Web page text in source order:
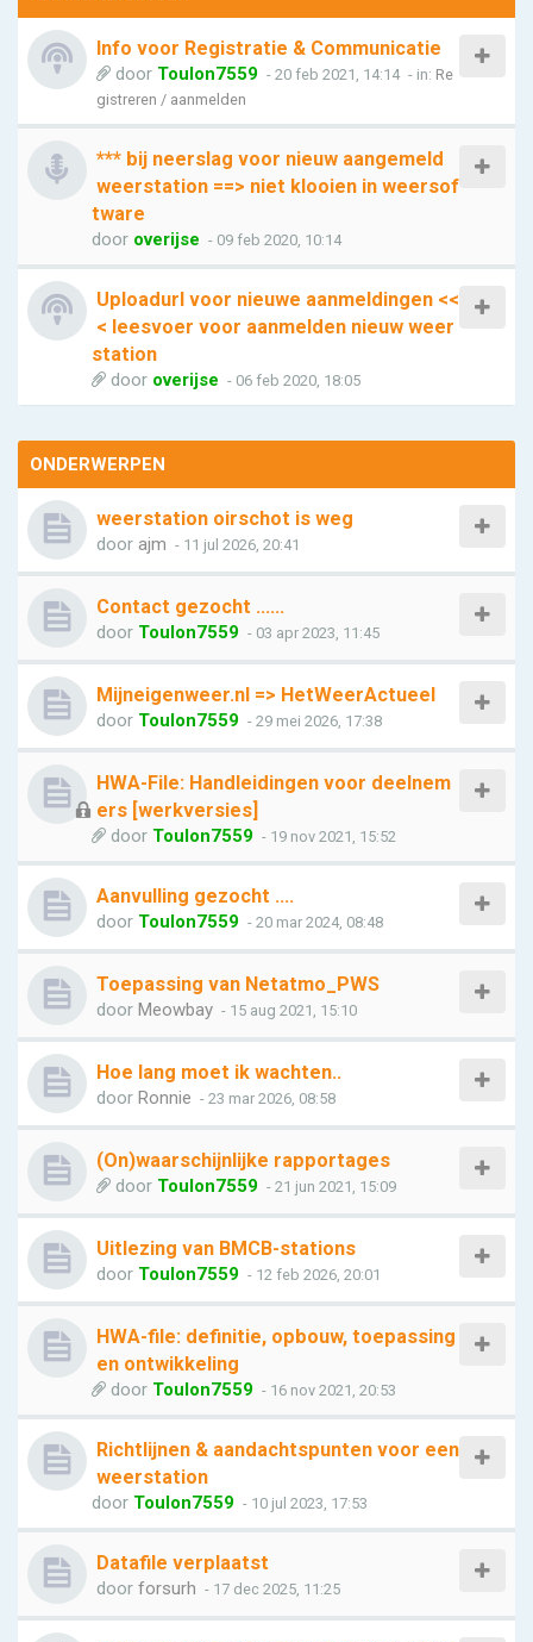
Info voor Registratie & Communicatie
door Toulon7559 - 20 feb 2021, 14:14 - in: Re
gistreren / aanmelden
*** bij neerslag voor nieuw aangemeld
weerstation ==> niet klooien in weersof
tware
door overijse - 09 feb 2020, 10:14
Uploadurl voor nieuwe aanmeldingen <<
< leesvoer voor aanmelden nieuw weer
station
door overijse - 06 feb 2020, 18:05
ONDERWERPEN
weerstation oirschot is weg
door ajm - 11 jul 2026, 20:41
Contact gezocht ......
door Toulon7559 - 03 apr 2023, 11:45
Mijneigenweer.nl => HetWeerActueel
door Toulon7559 - 29 mei 2026, 17:38
HWA-File: Handleidingen voor deelnem
ers [werkversies]
door Toulon7559 - 19 nov 2021, 15:52
Aanvulling gezocht ….
door Toulon7559 - 20 mar 2024, 08:48
Toepassing van Netatmo_PWS
door Meowbay - 15 aug 2021, 15:10
Hoe lang moet ik wachten..
door Ronnie - 23 mar 2026, 08:58
(On)waarschijnlijke rapportages
door Toulon7559 - 21 jun 2021, 15:09
Uitlezing van BMCB-stations
door Toulon7559 - 12 feb 2026, 20:01
HWA-file: definitie, opbouw, toepassing
en ontwikkeling
door Toulon7559 - 16 nov 2021, 20:53
Richtlijnen & aandachtspunten voor een
weerstation
door Toulon7559 - 10 jul 2023, 17:53
Datafile verplaatst
door forsurh - 17 dec 2025, 11:25